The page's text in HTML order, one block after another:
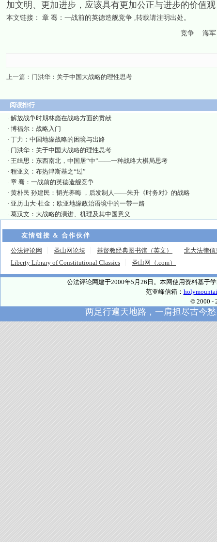
加文明、更加进步，应该具有更加公正与进步的价值
本文链接： 章 骞：一战前的英德造舰竞争 ,转载请注明出处。
竞争 海军
上一篇： 门洪华：关于中国大战略的理性思考
阅读排行
· 解放战争时期林彪在战略方面的贡献
· 博福尔：战略入门
· 丁力：中国地缘战略的困境与出路
· 门洪华：关于中国大战略的理性思考
· 王缉思：东西南北，中国居“中”——一种战略大棋局思考
· 程亚文：布热津斯基之“过”
· 章 骞：一战前的英德造舰竞争
· 黄朴民 孙建民：韬光养晦 ，后发制人——朱升《时务对》的战略
· 亚历山大·杜金：欧亚地缘政治语境中的一带一路
· 葛汉文：大战略的演进、机理及其中国意义
友情链接 & 合作伙伴
公法评论网 圣山网论坛 基督教经典图书馆（英文）
北大法律信
Liberty Library of Constitutional Classics
圣山网（.com）
公法评论网建于2000年5月26日。本网使用资料基于
范亚峰信箱：
© 2000 -
两足行遍天地路，一肩担尽古今